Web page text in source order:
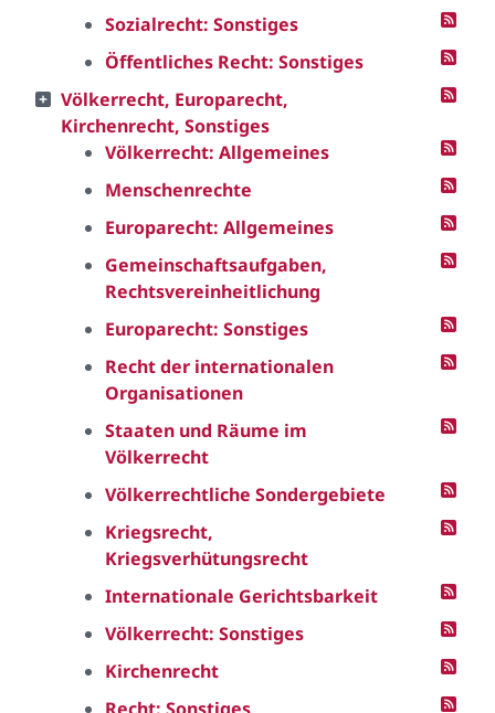
Sozialrecht: Sonstiges
Öffentliches Recht: Sonstiges
Völkerrecht, Europarecht,
Kirchenrecht, Sonstiges
Völkerrecht: Allgemeines
Menschenrechte
Europarecht: Allgemeines
Gemeinschaftsaufgaben,
Rechtsvereinheitlichung
Europarecht: Sonstiges
Recht der internationalen
Organisationen
Staaten und Räume im
Völkerrecht
Völkerrechtliche Sondergebiete
Kriegsrecht,
Kriegsverhütungsrecht
Internationale Gerichtsbarkeit
Völkerrecht: Sonstiges
Kirchenrecht